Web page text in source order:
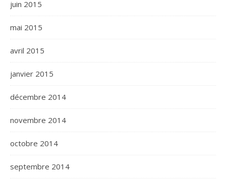
juin 2015
mai 2015
avril 2015
janvier 2015
décembre 2014
novembre 2014
octobre 2014
septembre 2014